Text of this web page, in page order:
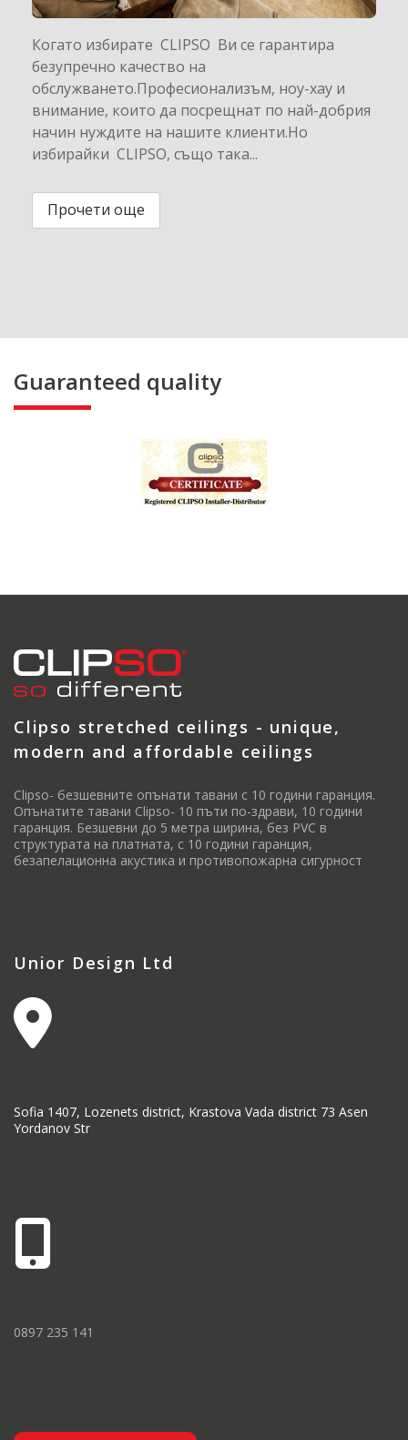
Когато избирате CLIPSO Ви се гарантира
безупречно качество на
обслужването.Професионализъм, ноу-хау и
внимание, които да посрещнат по най-добрия
начин нуждите на нашите клиенти.Но
избирайки CLIPSO, също така...
Прочети още
Guaranteed quality
Clipso stretched ceilings - unique,
modern and affordable ceilings
Clipso- безшевните опънати тавани с 10 години гаранция.
Опънатите тавани Clipso- 10 пъти по-здрави, 10 години
гаранция. Безшевни до 5 метра ширина, без PVC в
структурата на платната, с 10 години гаранция,
безапелационна акустика и противопожарна сигурност
Unior Design Ltd
Sofia 1407, Lozenets district, Krastova Vada district 73 Asen
Yordanov Str
0897 235 141